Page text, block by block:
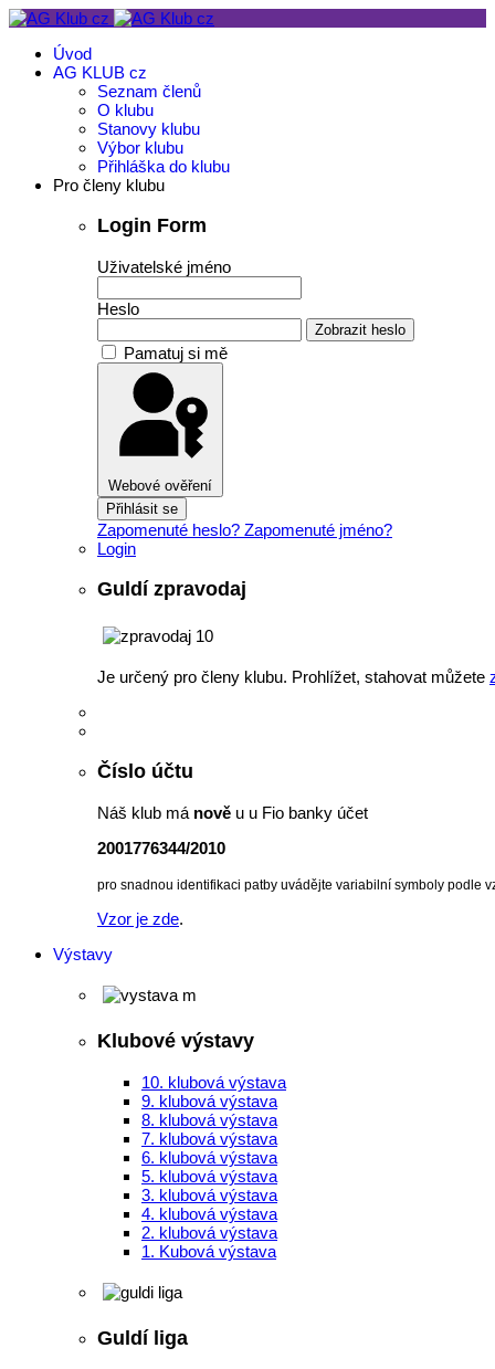
Úvod
AG KLUB cz
Seznam členů
O klubu
Stanovy klubu
Výbor klubu
Přihláška do klubu
Pro členy klubu
Login Form
Uživatelské jméno
Heslo
Zobrazit heslo
Pamatuj si mě
Webové ověření
Přihlásit se
Zapomenuté heslo? Zapomenuté jméno?
Login
Guldí zpravodaj
Je určený pro členy klubu. Prohlížet, stahovat můžete
Číslo účtu
Náš klub má nově u u Fio banky účet
2001776344/2010
pro snadnou identifikaci patby uvádějte variabilní symboly podle
Vzor je zde.
Výstavy
Klubové výstavy
10. klubová výstava
9. klubová výstava
8. klubová výstava
7. klubová výstava
6. klubová výstava
5. klubová výstava
3. klubová výstava
4. klubová výstava
2. klubová výstava
1. Kubová výstava
Guldí liga